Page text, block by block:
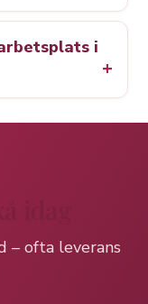
i
idag
– ofta leverans